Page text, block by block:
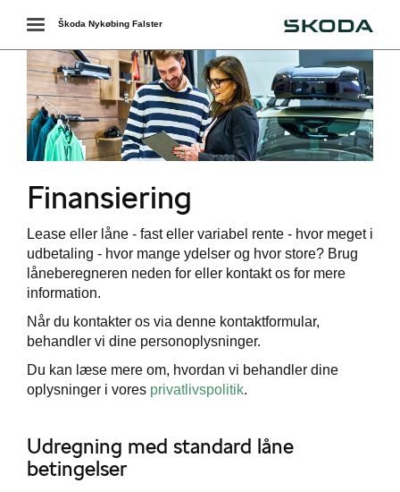
Toggle
navigation
Škoda Nykøbing Falster
Finansiering
Lease eller låne - fast eller variabel rente - hvor meget i
udbetaling - hvor mange ydelser og hvor store? Brug
låneberegneren neden for eller kontakt os for mere
information.
Når du kontakter os via denne kontaktformular,
behandler vi dine personoplysninger.
Du kan læse mere om, hvordan vi behandler dine
oplysninger i vores privatlivspolitik.
Udregning med standard låne
betingelser